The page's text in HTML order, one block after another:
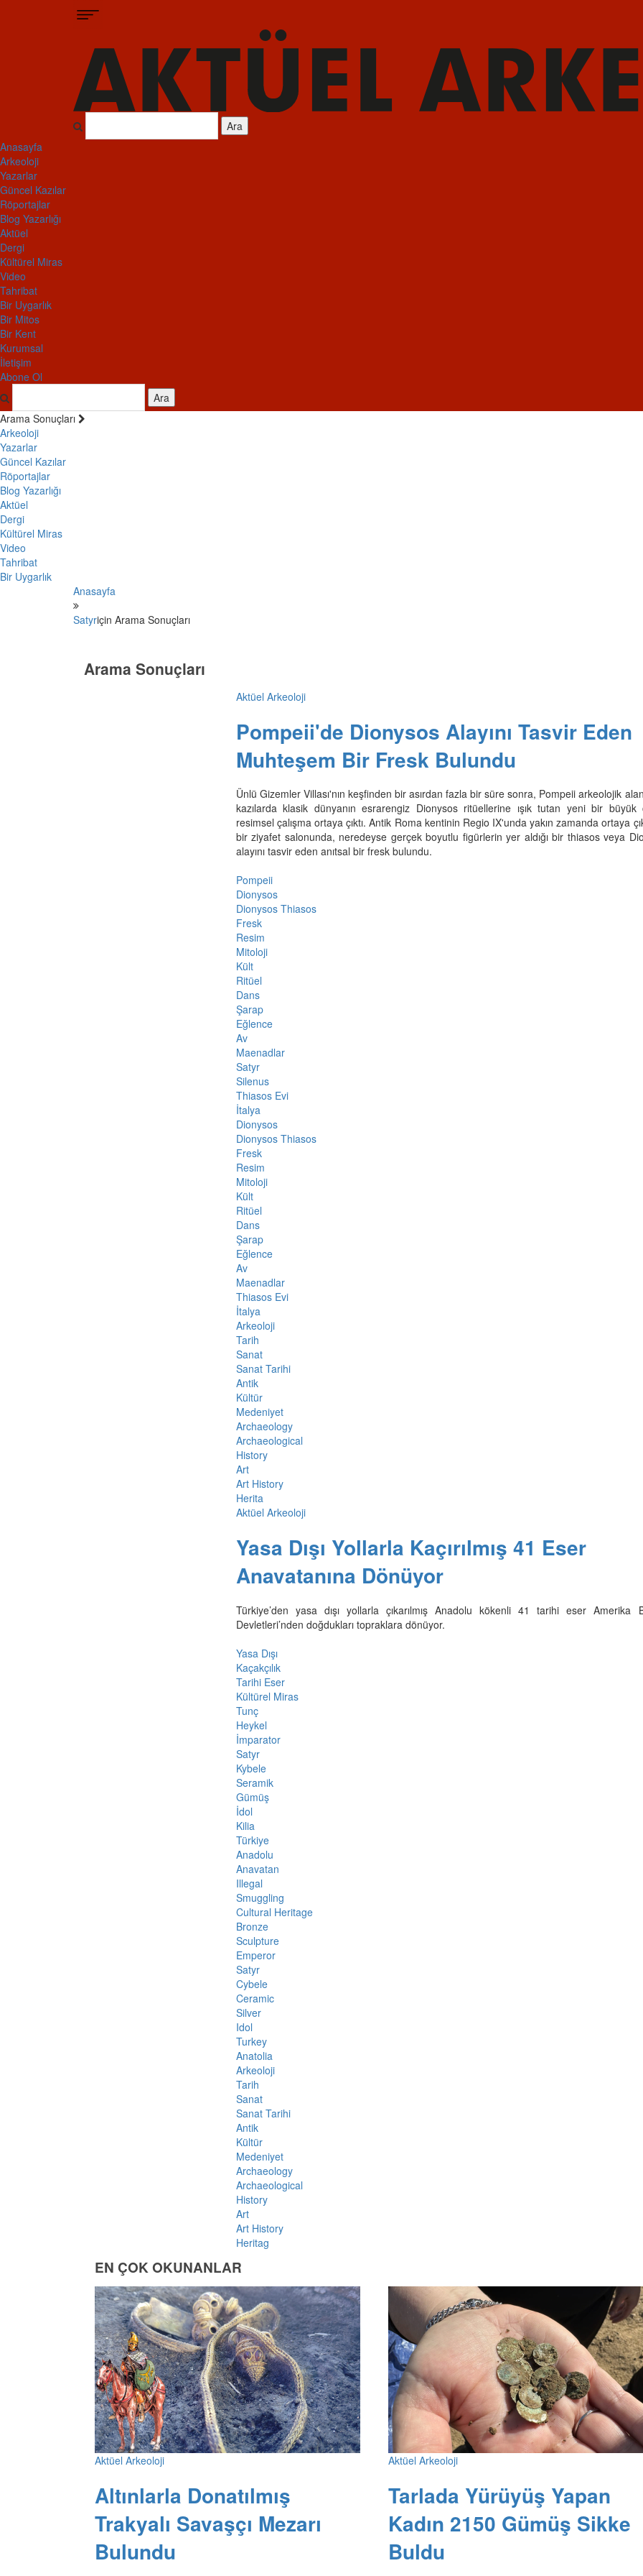
Ara
Anasayfa
Arkeoloji
Yazarlar
Güncel Kazılar
Röportajlar
Blog Yazarlığı
Aktüel
Dergi
Kültürel Miras
Video
Tahribat
Bir Uygarlık
Bir Mitos
Bir Kent
Kurumsal
İletişim
Abone Ol
Ara
Arama Sonuçları
Arkeoloji
Yazarlar
Güncel Kazılar
Röportajlar
Blog Yazarlığı
Aktüel
Dergi
Kültürel Miras
Video
Tahribat
Bir Uygarlık
Anasayfa
Satyriçin Arama Sonuçları
Arama Sonuçları
Aktüel Arkeoloji
Pompeii'de Dionysos Alayını Tasvir Eden
Muhteşem Bir Fresk Bulundu
Ünlü Gizemler Villası'nın keşfinden bir asırdan fazla bir süre sonra, Pompeii arkeolojik
kazılarda klasik dünyanın esrarengiz Dionysos ritüellerine ışık tutan yeni bir büyük
resimsel çalışma ortaya çıktı. Antik Roma kentinin Regio IX'unda yakın zamanda ortaya
bir ziyafet salonunda, neredeyse gerçek boyutlu figürlerin yer aldığı bir thiasos veya
alayını tasvir eden anıtsal bir fresk bulundu.
Pompeii
Dionysos
Dionysos Thiasos
Fresk
Resim
Mitoloji
Kült
Ritüel
Dans
Şarap
Eğlence
Av
Maenadlar
Satyr
Silenus
Thiasos Evi
İtalya
Dionysos
Dionysos Thiasos
Fresk
Resim
Mitoloji
Kült
Ritüel
Dans
Şarap
Eğlence
Av
Maenadlar
Thiasos Evi
İtalya
Arkeoloji
Tarih
Sanat
Sanat Tarihi
Antik
Kültür
Medeniyet
Archaeology
Archaeological
History
Art
Art History
Herita
Aktüel Arkeoloji
Yasa Dışı Yollarla Kaçırılmış 41 Eser
Anavatanına Dönüyor
Türkiye’den yasa dışı yollarla çıkarılmış Anadolu kökenli 41 tarihi eser Amerika
Devletleri’nden doğdukları topraklara dönüyor.
Yasa Dışı
Kaçakçılık
Tarihi Eser
Kültürel Miras
Tunç
Heykel
İmparator
Satyr
Kybele
Seramik
Gümüş
İdol
Kilia
Türkiye
Anadolu
Anavatan
Illegal
Smuggling
Cultural Heritage
Bronze
Sculpture
Emperor
Satyr
Cybele
Ceramic
Silver
Idol
Turkey
Anatolia
Arkeoloji
Tarih
Sanat
Sanat Tarihi
Antik
Kültür
Medeniyet
Archaeology
Archaeological
History
Art
Art History
Heritag
EN ÇOK OKUNANLAR
Aktüel Arkeoloji
Altınlarla Donatılmış
Trakyalı Savaşçı Mezarı
Bulundu
Aktüel Arkeoloji
Tarlada Yürüyüş Yapan
Kadın 2150 Gümüş Sikke
Buldu